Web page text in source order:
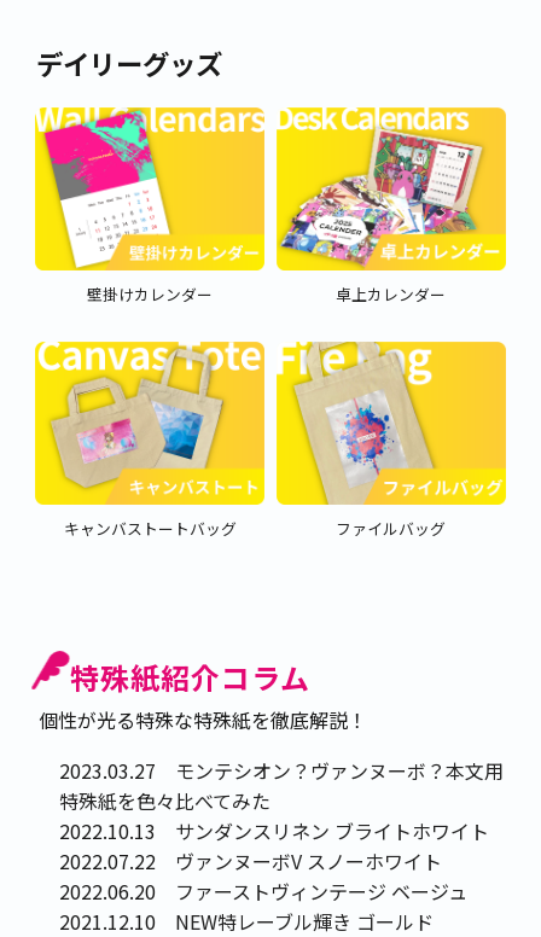
デイリーグッズ
壁掛けカレンダー 卓上カレンダー
キャンバストートバッグ ファイルバッグ
特殊紙紹介コラム
個性が光る特殊な特殊紙を徹底解説！
2023.03.27 モンテシオン？ヴァンヌーボ？本文用
特殊紙を色々比べてみた
2022.10.13 サンダンスリネン ブライトホワイト
2022.07.22 ヴァンヌーボV スノーホワイト
2022.06.20 ファーストヴィンテージ ベージュ
2021.12.10 NEW特レーブル輝き ゴールド